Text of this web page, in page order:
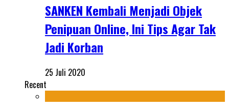
SANKEN Kembali Menjadi Objek
Penipuan Online, Ini Tips Agar Tak
Jadi Korban
25 Juli 2020
Recent